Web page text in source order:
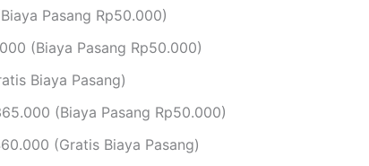
Pasang Rp50.000)
(Biaya Pasang Rp50.000)
Biaya Pasang)
(Biaya Pasang Rp50.000)
(Gratis Biaya Pasang)